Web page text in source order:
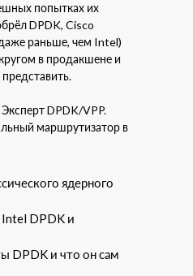
попытках их
DPDK, Cisco
раньше, чем Intel)
в продакшене и
DPDK/VPP.
маршрутизатор в
ядерного
Intel DPDK и
DPDK и что он сам